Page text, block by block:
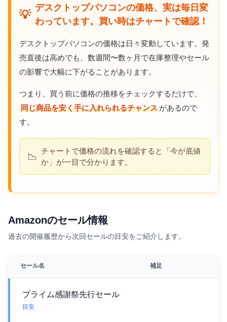
💡
デスクトップパソコンの価格、実は毎日変
わっています。買い時はチャートで確認！
デスクトップパソコンの価格は日々変動しています。発
売直後は高めでも、数週間〜数ヶ月で在庫整理やセール
の影響で大幅に下がることがあります。
つまり、買う前に価格の推移をチェックするだけで、
同じ商品を安く手に入れられるチャンス があるので
す。
📉
チャートで価格の流れを確認すると「今が底値
か」が一目で分かります。
Amazonのセール情報
過去の開催履歴から次回セールの目安をご紹介します。
セール名 補足
プライム感謝祭先行セール
目安